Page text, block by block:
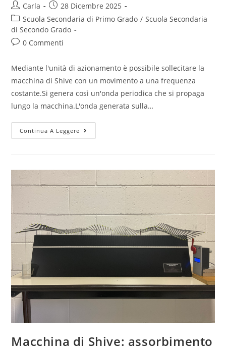
Post
author:
Carla
Post
published:
28 Dicembre 2025
Post
category:
Scuola Secondaria di Primo Grado / Scuola Secondaria
di Secondo Grado
Post0 Commenti
Mediante l'unità di azionamento è possibile sollecitare la
macchina di Shive con un movimento a una frequenza
costante.Si genera così un'onda periodica che si propaga
lungo la macchina.L'onda generata sulla…
Continua A Leggere
di
periodiche
Macchina di Shive: assorbimento